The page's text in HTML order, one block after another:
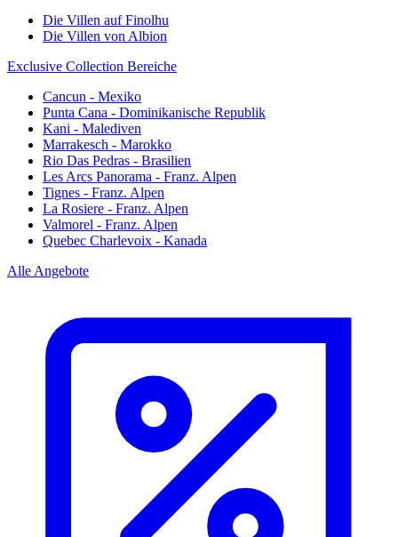
Die Villen auf Finolhu
Die Villen von Albion
Exclusive Collection Bereiche
Cancun - Mexiko
Punta Cana - Dominikanische Republik
Kani - Malediven
Marrakesch - Marokko
Rio Das Pedras - Brasilien
Les Arcs Panorama - Franz. Alpen
Tignes - Franz. Alpen
La Rosiere - Franz. Alpen
Valmorel - Franz. Alpen
Quebec Charlevoix - Kanada
Alle Angebote